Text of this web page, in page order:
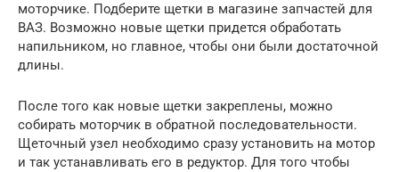
моторчике. Подберите щетки в магазине запчастей для
ВАЗ. Возможно новые щетки придется обработать
напильником, но главное, чтобы они были достаточной
длины.
После того как новые щетки закреплены, можно
собирать моторчик в обратной последовательности.
Щеточный узел необходимо сразу установить на мотор
и так устанавливать его в редуктор. Для того чтобы